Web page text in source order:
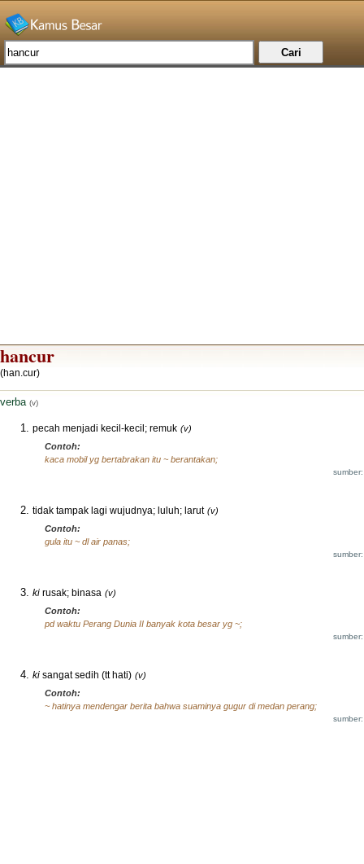
hancur
(han.cur)
verba (v)
pecah menjadi kecil-kecil; remuk (v)
Contoh:
kaca mobil yg bertabrakan itu ~ berantakan;
tidak tampak lagi wujudnya; luluh; larut (v)
Contoh:
gula itu ~ dl air panas;
ki rusak; binasa (v)
Contoh:
pd waktu Perang Dunia II banyak kota besar yg ~;
ki sangat sedih (tt hati) (v)
Contoh:
~ hatinya mendengar berita bahwa suaminya gugur di medan perang;